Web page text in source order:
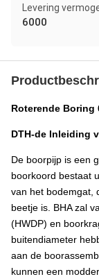
Levering
6000
Roterende Boring
DTH-de Inleiding
De boorpijp is een
boorkoord bestaat
van het bodemgat,
beetje is. BHA zal
(HWDP) en
buitendiameter
aan de
kunnen een